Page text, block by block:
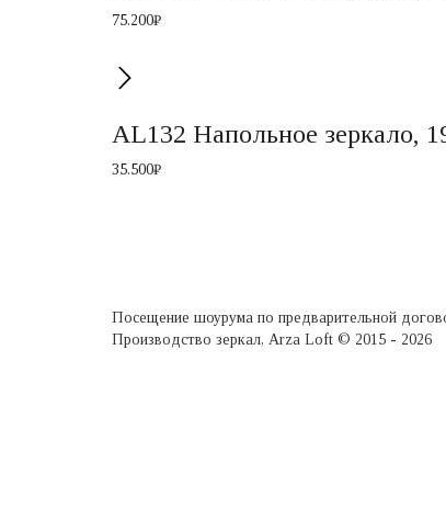
75.200₽
AL132 Напольное зеркало,
35.500₽
Посещение шоурума по предварительной
Производство зеркал, Arza Loft © 2015 - 2026